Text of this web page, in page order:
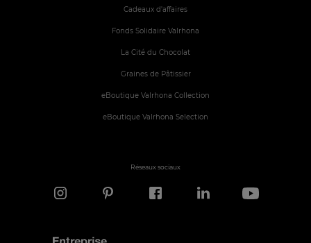
Cadeaux d'affaires
Fonds Solidaire Valrhona
La Cité du Chocolat
Graines de Pâtissier
eBoutique Valrhona Collection
eBoutique Valrhona Selection
Réseaux sociaux